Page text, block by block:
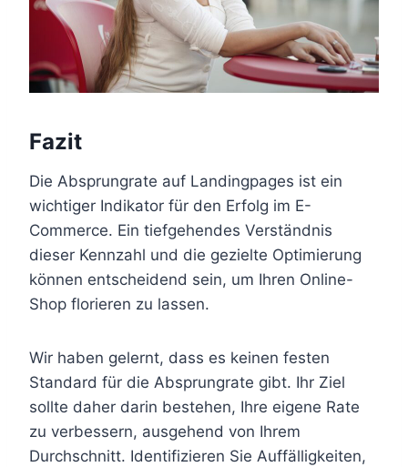
Fazit
Die Absprungrate auf Landingpages ist ein
wichtiger Indikator für den Erfolg im E-
Commerce. Ein tiefgehendes Verständnis
dieser Kennzahl und die gezielte Optimierung
können entscheidend sein, um Ihren Online-
Shop florieren zu lassen.
Wir haben gelernt, dass es keinen festen
Standard für die Absprungrate gibt. Ihr Ziel
sollte daher darin bestehen, Ihre eigene Rate
zu verbessern, ausgehend von Ihrem
Durchschnitt. Identifizieren Sie Auffälligkeiten,